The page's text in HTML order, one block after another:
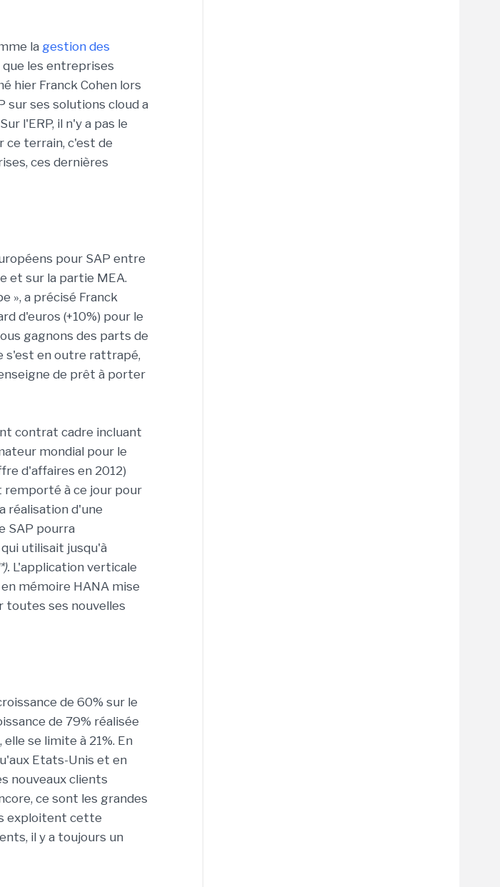
la gestion des
que les entreprises
hier Franck Cohen lors
sur ses solutions cloud a
l'ERP, il n'y a pas le
ce terrain, c'est de
ces dernières
pour SAP entre
et sur la partie MEA.
», a précisé Franck
d'euros (+10%) pour le
gagnons des parts de
s'est en outre rattrapé,
de prêt à porter
contrat cadre incluant
mondial pour le
d'affaires en 2012)
remporté à ce jour pour
réalisation d'une
SAP pourra
utilisait jusqu'à
L'application verticale
mémoire HANA mise
toutes ses nouvelles
de 60% sur le
de 79% réalisée
se limite à 21%. En
Etats-Unis et en
nouveaux clients
ce sont les grandes
exploitent cette
il y a toujours un